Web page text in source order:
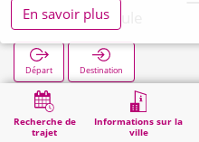
Recherche de
trajet
Informations sur la
ville
Katzem Schule
Départ Destination
Démarrage Katzem Schule
En savoir plus